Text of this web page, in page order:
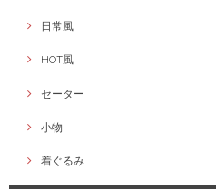
日常風
HOT風
セーター
小物
着ぐるみ